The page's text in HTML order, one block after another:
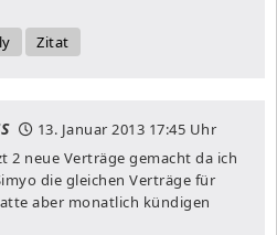
Zitat
13. Januar 2013 17:45 Uhr
2 neue Verträge gemacht da ich
die gleichen Verträge für
aber monatlich kündigen